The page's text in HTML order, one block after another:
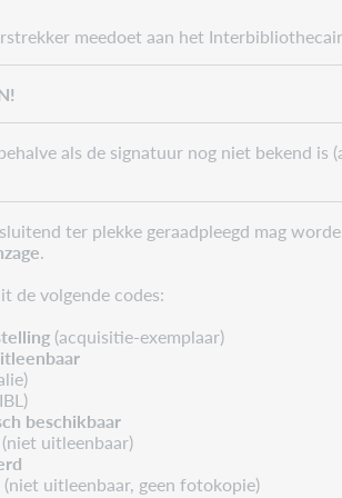
meedoet aan het Interbibliothecair
als de signatuur nog niet bekend is
ter plekke geraadpleegd mag
.
de volgende codes:
(acquisitie-exemplaar)
beschikbaar
(niet uitleenbaar)
(niet uitleenbaar, geen fotokopie)